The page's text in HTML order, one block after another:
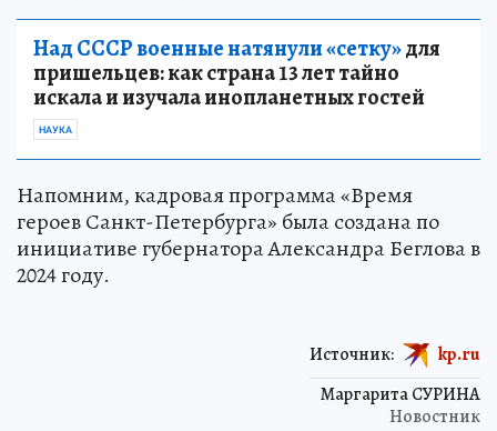
Над СССР военные натянули «сетку»для
пришельцев: как страна 13 лет тайно
искала и изучала инопланетных гостей
НАУКА
Напомним, кадровая программа «Время
героев Санкт-Петербурга» была создана по
инициативе губернатора Александра Беглова в
2024 году.
Маргарита СУРИНА
Новостник
Источник: kp.ru